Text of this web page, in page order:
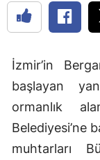
İzmir’in
başlayan
ormanlık
Belediyesi’ne
muhtarları